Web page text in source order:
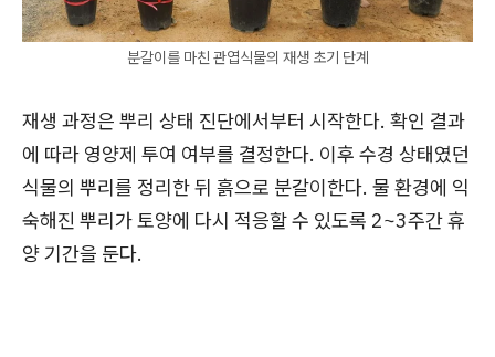
분갈이를 마친 관엽식물의 재생 초기 단계
재생 과정은 뿌리 상태 진단에서부터 시작한다. 확인 결과
에 따라 영양제 투여 여부를 결정한다. 이후 수경 상태였던
식물의 뿌리를 정리한 뒤 흙으로 분갈이한다. 물 환경에 익
숙해진 뿌리가 토양에 다시 적응할 수 있도록 2~3주간 휴
양 기간을 둔다.